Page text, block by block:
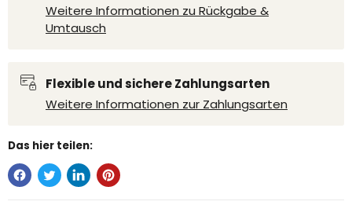
Weitere Informationen zu Rückgabe &
Umtausch
Flexible und sichere Zahlungsarten
Weitere Informationen zur Zahlungsarten
Das hier teilen: